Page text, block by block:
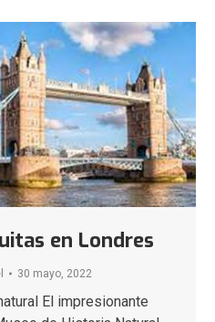
en Londres
30 mayo, 2022
El impresionante